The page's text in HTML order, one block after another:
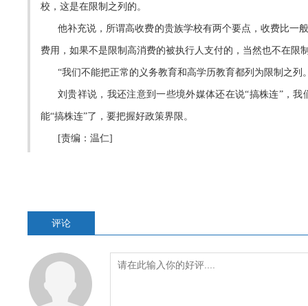
校，这是在限制之列的。
他补充说，所谓高收费的贵族学校有两个要点，收费比一
费用，如果不是限制高消费的被执行人支付的，当然也不在限
“我们不能把正常的义务教育和高学历教育都列为限制之列
刘贵祥说，我还注意到一些境外媒体还在说“搞株连”，
能“搞株连”了，要把握好政策界限。
[责编：温仁]
评论